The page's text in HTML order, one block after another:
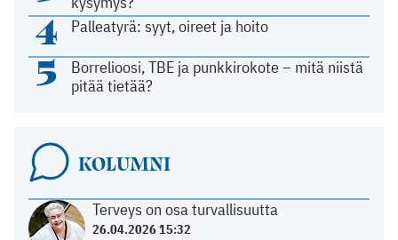
4 Palleatyrä: syyt, oireet ja hoito
5
Borrelioosi, TBE ja punkkirokote – mitä niistä
pitää tietää?
KOLUMNI
Terveys on osa turvallisuutta
26.04.2026 15:32